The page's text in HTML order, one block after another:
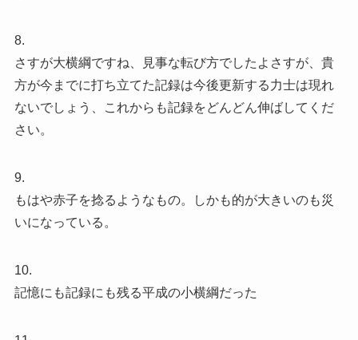
8.
さすが大横綱ですね、見事な転び方でしたよさすが、貴
方が今までに打ち立てた記録は今後更新する力士は現れ
ないでしょう、これからも記録をどんどん伸ばしてくだ
さい。
9.
もはや赤子を捻るようなもの。しかも的が大きいのも災
いになっている。
10.
記憶にも記録にも残る平成の小横綱だった